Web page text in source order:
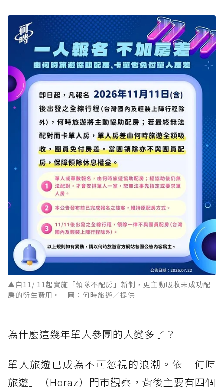
▲自11/ 11起實施「領隊不配房」新制，更主動吸收未成功配
房的衍生費用。 圖：何時旅遊／提供
為什麼這幾年單人參團的人變多了？
單人旅遊已成為不可忽視的浪潮。依「何時
旅遊」（Horaz）門市觀察，背後主要有四個